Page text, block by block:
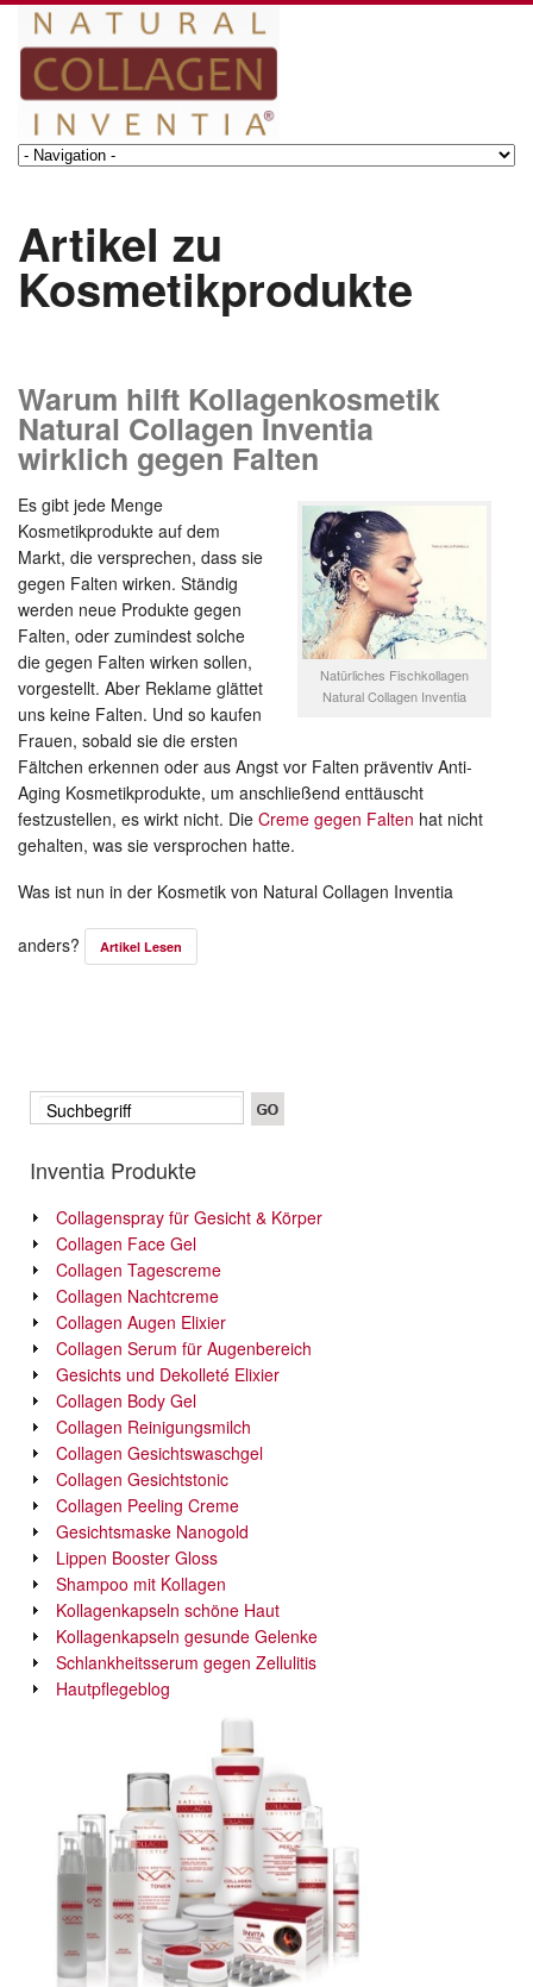
Artikel zu
Kosmetikprodukte
Warum hilft Kollagenkosmetik
Natural Collagen Inventia
wirklich gegen Falten
Natürliches Fischkollagen
Natural Collagen Inventia
Es gibt jede Menge
Kosmetikprodukte auf dem
Markt, die versprechen, dass sie
gegen Falten wirken. Ständig
werden neue Produkte gegen
Falten, oder zumindest solche
die gegen Falten wirken sollen,
vorgestellt. Aber Reklame glättet
uns keine Falten. Und so kaufen
Frauen, sobald sie die ersten
Fältchen erkennen oder aus Angst vor Falten präventiv Anti-
Aging Kosmetikprodukte, um anschließend enttäuscht
festzustellen, es wirkt nicht. Die Creme gegen Falten hat nicht
gehalten, was sie versprochen hatte.
Was ist nun in der Kosmetik von Natural Collagen Inventia
anders? Artikel Lesen
Inventia Produkte
Collagenspray für Gesicht & Körper
Collagen Face Gel
Collagen Tagescreme
Collagen Nachtcreme
Collagen Augen Elixier
Collagen Serum für Augenbereich
Gesichts und Dekolleté Elixier
Collagen Body Gel
Collagen Reinigungsmilch
Collagen Gesichtswaschgel
Collagen Gesichtstonic
Collagen Peeling Creme
Gesichtsmaske Nanogold
Lippen Booster Gloss
Shampoo mit Kollagen
Kollagenkapseln schöne Haut
Kollagenkapseln gesunde Gelenke
Schlankheitsserum gegen Zellulitis
Hautpflegeblog